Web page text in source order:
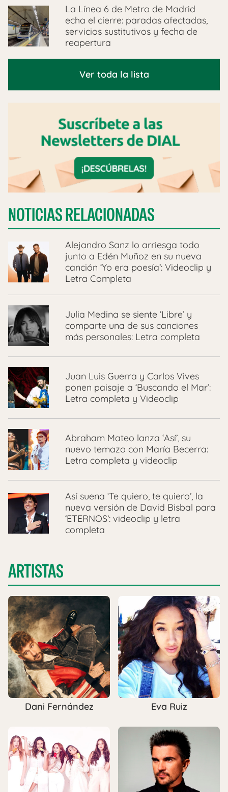
La Línea 6 de Metro de Madrid
echa el cierre: paradas afectadas,
servicios sustitutivos y fecha de
reapertura
Ver toda la lista
NOTICIAS RELACIONADAS
Alejandro Sanz lo arriesga todo
junto a Edén Muñoz en su nueva
canción ‘Yo era poesía’: Videoclip y
Letra Completa
Julia Medina se siente ‘Libre’ y
comparte una de sus canciones
más personales: Letra completa
Juan Luis Guerra y Carlos Vives
ponen paisaje a ‘Buscando el Mar’:
Letra completa y Videoclip
Abraham Mateo lanza ‘Así’, su
nuevo temazo con María Becerra:
Letra completa y videoclip
Así suena ‘Te quiero, te quiero’, la
nueva versión de David Bisbal para
‘ETERNOS’: videoclip y letra
completa
ARTISTAS
Dani Fernández Eva Ruiz